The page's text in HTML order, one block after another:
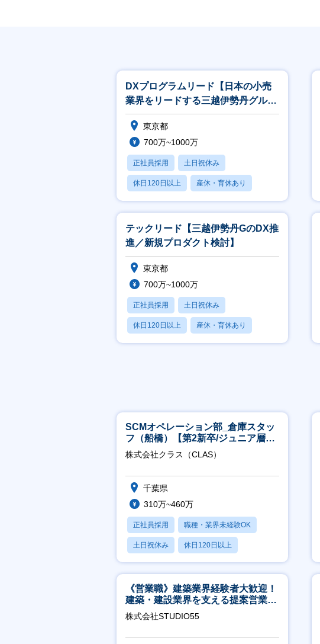
DXプログラムリード【日本の小売
業界をリードする三越伊勢丹グルー
プでDXを推進】
東京都
700万~1000万
正社員採用 土日祝休み
休日120日以上 産休・育休あり
賞与あり
テックリード【三越伊勢丹GのDX推
進／新規プロダクト検討】
東京都
700万~1000万
正社員採用 土日祝休み
休日120日以上 産休・育休あり
賞与あり
SCMオペレーション部_倉庫スタッ
フ（船橋）【第2新卒/ジュニア層歓
迎】
株式会社クラス（CLAS）
千葉県
310万~460万
正社員採用 職種・業界未経験OK
土日祝休み 休日120日以上
産休・育休あり
《営業職》建築業界経験者大歓迎！
建築・建設業界を支える提案営業職
│年休125日◎フレックス
株式会社STUDIO55